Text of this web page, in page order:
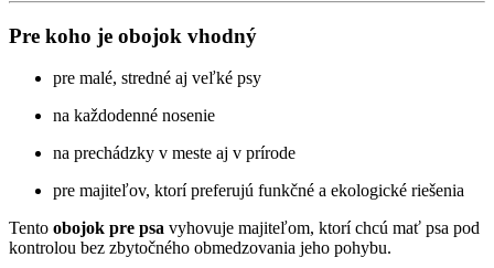
Pre koho je obojok vhodný
pre malé, stredné aj veľké psy
na každodenné nosenie
na prechádzky v meste aj v prírode
pre majiteľov, ktorí preferujú funkčné a ekologické riešenia
Tento obojok pre psa vyhovuje majiteľom, ktorí chcú mať psa pod
kontrolou bez zbytočného obmedzovania jeho pohybu.